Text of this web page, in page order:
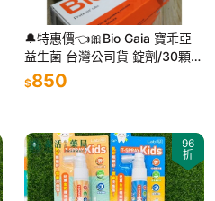
🔔特惠價👈🎀Bio Gaia 寶乖亞
益生菌 台灣公司貨 錠劑/30顆
(出貨時去除QR碼)
$850
96
折